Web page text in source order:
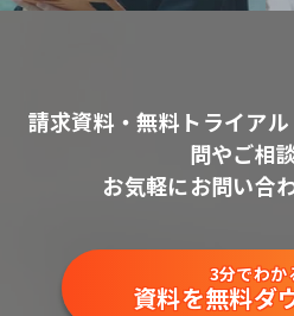
請求資料・無料トライア
問やご相
お気軽にお問い合
3分でわか
資料を無料ダ